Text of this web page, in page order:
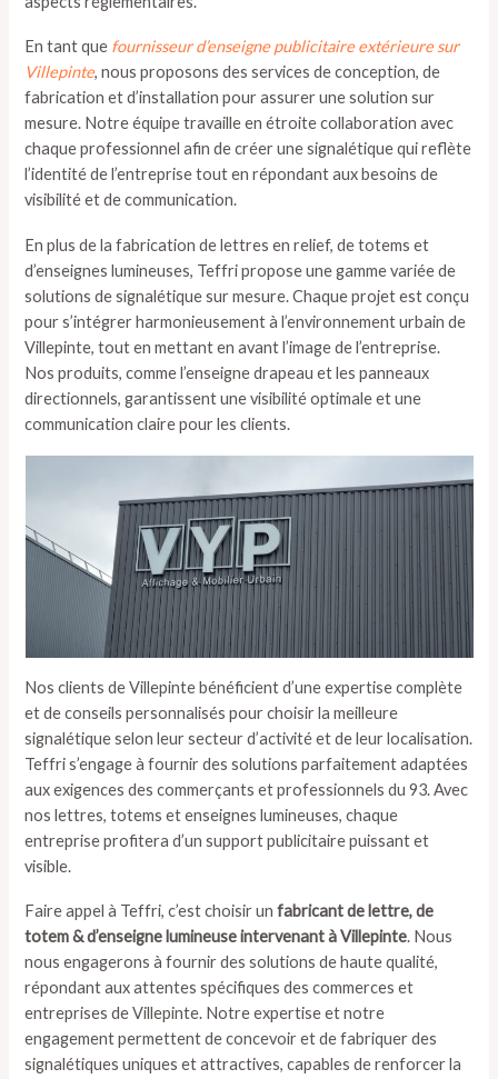
En tant que fournisseur d’enseigne publicitaire extérieure sur
Villepinte, nous proposons des services de conception, de
fabrication et d’installation pour assurer une solution sur
mesure. Notre équipe travaille en étroite collaboration avec
chaque professionnel afin de créer une signalétique qui reflète
l’identité de l’entreprise tout en répondant aux besoins de
visibilité et de communication.
En plus de la fabrication de lettres en relief, de totems et
d’enseignes lumineuses, Teffri propose une gamme variée de
solutions de signalétique sur mesure. Chaque projet est conçu
pour s’intégrer harmonieusement à l’environnement urbain de
Villepinte, tout en mettant en avant l’image de l’entreprise.
Nos produits, comme l’enseigne drapeau et les panneaux
directionnels, garantissent une visibilité optimale et une
communication claire pour les clients.
Nos clients de Villepinte bénéficient d’une expertise complète
et de conseils personnalisés pour choisir la meilleure
signalétique selon leur secteur d’activité et de leur localisation.
Teffri s’engage à fournir des solutions parfaitement adaptées
aux exigences des commerçants et professionnels du 93. Avec
nos lettres, totems et enseignes lumineuses, chaque
entreprise profitera d’un support publicitaire puissant et
visible.
Faire appel à Teffri, c’est choisir unfabricant de lettre, de
totem & d’enseigne lumineuse intervenant à Villepinte. Nous
nous engagerons à fournir des solutions de haute qualité,
répondant aux attentes spécifiques des commerces et
entreprises de Villepinte. Notre expertise et notre
engagement permettent de concevoir et de fabriquer des
signalétiques uniques et attractives, capables de renforcer la